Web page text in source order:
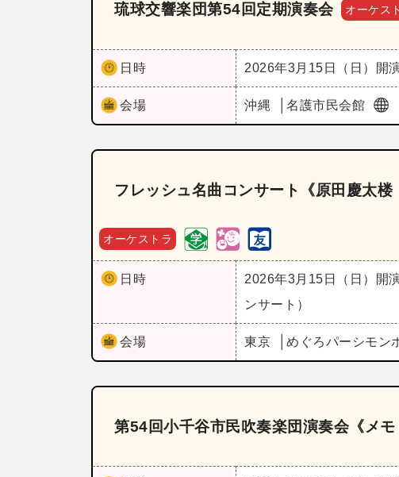
琉球交響楽団第54回定期演奏会 オーケス
日時 2026年3月15日（日） 開
会場 沖縄 名護市民会館
フレッシュ名曲コンサート《原田慶太
オーケストラ
日時 2026年3月15日（日）
開
ンサート）
会場 東京 めぐろパーシモン
第54回小千谷市民吹奏楽団演奏会《メモ